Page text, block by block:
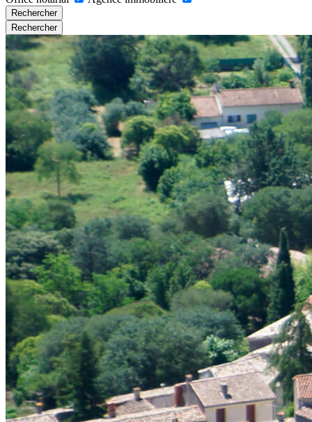
Rechercher
Rechercher